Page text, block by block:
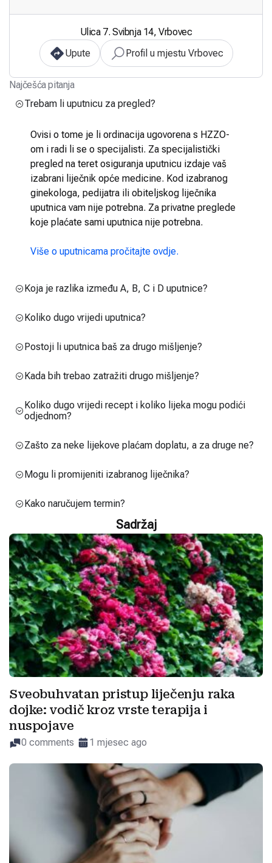
Ulica 7. Svibnja 14, Vrbovec
Upute
Profil u mjestu Vrbovec
Najčešća pitanja
Trebam li uputnicu za pregled?
Ovisi o tome je li ordinacija ugovorena s HZZO-
om i radi li se o specijalisti. Za specijalistički
pregled na teret osiguranja uputnicu izdaje vaš
izabrani liječnik opće medicine. Kod izabranog
ginekologa, pedijatra ili obiteljskog liječnika
uputnica vam nije potrebna. Za privatne preglede
koje plaćate sami uputnica nije potrebna.
Više o uputnicama pročitajte ovdje.
Koja je razlika između A, B, C i D uputnice?
Koliko dugo vrijedi uputnica?
Postoji li uputnica baš za drugo mišljenje?
Kada bih trebao zatražiti drugo mišljenje?
Koliko dugo vrijedi recept i koliko lijeka mogu podići
odjednom?
Zašto za neke lijekove plaćam doplatu, a za druge ne?
Mogu li promijeniti izabranog liječnika?
Kako naručujem termin?
Sadržaj
Sveobuhvatan pristup liječenju raka
dojke: vodič kroz vrste terapija i
nuspojave
0 comments 1 mjesec ago